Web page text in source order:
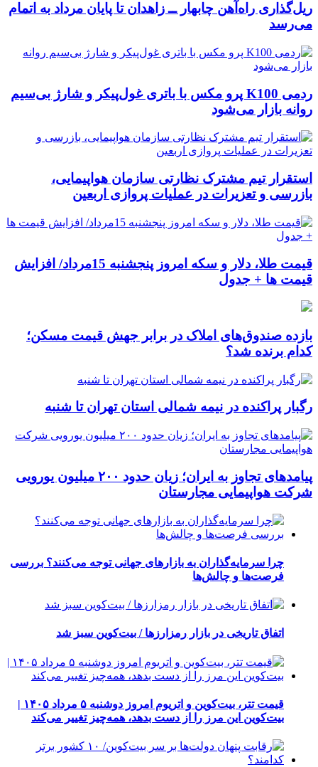
ریل‌گذاری راه‌آهن چابهار ــ زاهدان تا پایان مرداد به اتمام
می‌رسد
ردمی K100 پرو مکس با باتری غول‌پیکر و شارژ بی‌سیم
روانه بازار می‌شود
استقرار تیم مشترک نظارتی سازمان هواپیمایی،
بازرسی و تعزیرات در عملیات پروازی اربعین
قیمت طلا، دلار و سکه امروز پنجشنبه 15مرداد/ افزایش
قیمت ها + جدول
بازده صندوق‌های املاک در برابر جهش قیمت مسکن؛
کدام برنده شد؟
رگبار پراکنده در نیمه شمالی استان تهران تا شنبه
پیامدهای تجاوز به ایران؛ زیان حدود ۲۰۰ میلیون یورویی
شرکت هواپیمایی مجارستان
چرا سرمایه‌گذاران به بازارهای جهانی توجه می‌کنند؟ بررسی
فرصت‌ها و چالش‌ها
اتفاق تاریخی در بازار رمزارزها / بیت‌کوین سبز شد
قیمت تتر، بیت‌کوین و اتریوم امروز دوشنبه ۵ مرداد ۱۴۰۵ |
بیت‌کوین این مرز را از دست بدهد، همه‌چیز تغییر می‌کند